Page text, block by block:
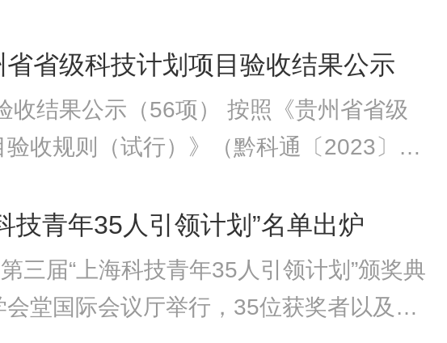
施策，增强工作合力。国家发展改
协调，强化对规划实施情况的动态
省级科技计划项目验收结果公示
收结果公示（56项） 按照《贵州省省级
验收规则（试行）》（黔科通〔2023〕3
技青年35人引领计划”名单出炉
三届“上海科技青年35人引领计划”颁奖典
堂国际会议厅举行，35位获奖者以及15